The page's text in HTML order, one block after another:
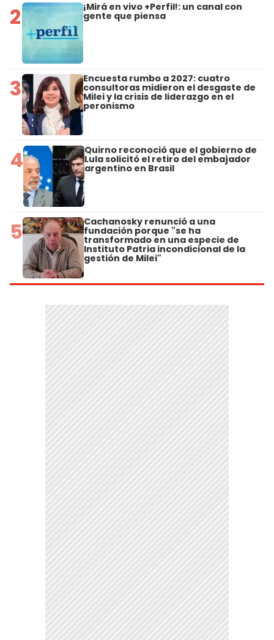
2 ¡Mirá en vivo +Perfil!: un canal con
gente que piensa
3 Encuesta rumbo a 2027: cuatro
consultoras midieron el desgaste de
Milei y la crisis de liderazgo en el
peronismo
4 Quirno reconoció que el gobierno de
Lula solicitó el retiro del embajador
argentino en Brasil
5 Cachanosky renunció a una
fundación porque "se ha
transformado en una especie de
Instituto Patria incondicional de la
gestión de Milei"